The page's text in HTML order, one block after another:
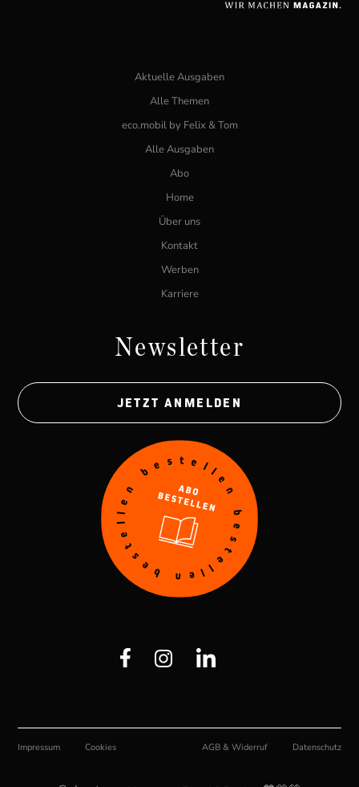
Aktuelle Ausgaben
Alle Themen
eco.mobil by Felix & Tom
Alle Ausgaben
Abo
Home
Über uns
Kontakt
Werben
Karriere
Impressum Cookies AGB & Widerruf Datenschutz
Newsletter
JETZT ANMELDEN